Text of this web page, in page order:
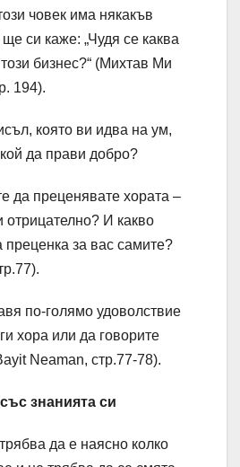
човек има някакъв
си каже: „Чудя се каква
бизнес?“ (Михтав Ми
194).
която ви идва на ум,
да прави добро?
да преценявате хората –
отрицателно? И какво
преценка за вас самите?
по-голямо удоволствие
хора или да говорите
Neaman, стр.77-78).
знанията си
да е наясно колко